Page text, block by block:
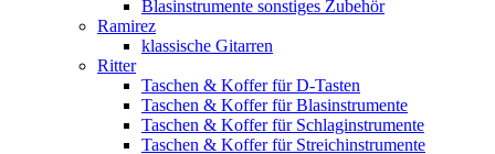
Blasinstrumente sonstiges Zubehör
Ramirez
klassische Gitarren
Ritter
Taschen & Koffer für D-Tasten
Taschen & Koffer für Blasinstrumente
Taschen & Koffer für Schlaginstrumente
Taschen & Koffer für Streichinstrumente